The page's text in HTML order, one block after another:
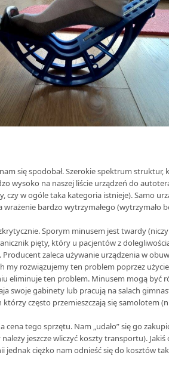
się spodobał. Szerokie spektrum struktur,
wysoko na naszej liście urządzeń do
czy w ogóle taka kategoria istnieje). Samo
bardzo wytrzymałego (wytrzymało
Sporym minusem jest twardy
pięty, który u pacjentów z
zaleca używanie urządzenia w
my rozwiązujemy ten problem poprzez
eliminuje ten problem. Minusem mogą być
swoje gabinety lub pracują na salach
często przemieszczają się samolotem
tego sprzętu. Nam „udało” się go
jeszcze wliczyć koszty transportu). Jakiś
jednak ciężko nam odnieść się do kosztów